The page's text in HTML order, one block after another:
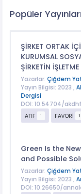
Popüler Yayınları
ŞİRKET ORTAK
KURUMSAL
ŞİRKETİN
Yazarlar: Çiğdem
Yayın Bilgisi: 2023 ,
Dergisi
DOI: 10.54704/
ATIF
1 FAVORİ 1
Green Is the
and Possible
Yazarlar: Çiğdem
Yayın Bilgisi: 2023 ,
DOI: 10.26650/